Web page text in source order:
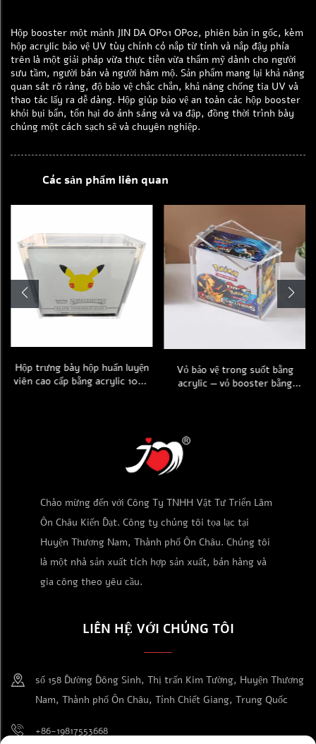
Hộp booster một mảnh JIN DA OP01 OP02, phiên bản in gốc, kèm
hộp acrylic bảo vệ UV tùy chỉnh có nắp từ tính và nắp đậy phía
trên là một giải pháp vừa thực tiễn vừa thẩm mỹ dành cho người
sưu tầm, người bán và người hâm mộ. Sản phẩm mang lại khả năng
quan sát rõ ràng, độ bảo vệ chắc chắn, khả năng chống tia UV và
thao tác lấy ra dễ dàng. Hộp giúp bảo vệ an toàn các hộp booster
khỏi bụi bẩn, tổn hại do ánh sáng và va đập, đồng thời trình bày
chúng một cách sạch sẽ và chuyên nghiệp.
Các sản phẩm liên quan
Hộp trưng bày hộp huấn luyện
viên cao cấp bằng acrylic 100%
Pokémon, hộp ETB, có nắp từ
Vỏ bảo vệ trong suốt bằng
acrylic — vỏ booster bằng
Chào mừng đến với Công Ty TNHH Vật Tư Triển Lãm
Ôn Châu Kiến Đạt. Công ty chúng tôi tọa lạc tại
Huyện Thương Nam, Thành phố Ôn Châu. Chúng tôi
là một nhà sản xuất tích hợp sản xuất, bán hàng và
gia công theo yêu cầu.
LIÊN HỆ VỚI CHÚNG TÔI
số 158 Đường Đông Sinh, Thị trấn Kim Tường, Huyện Thương
Nam, Thành phố Ôn Châu, Tỉnh Chiết Giang, Trung Quốc
+86-19817553668